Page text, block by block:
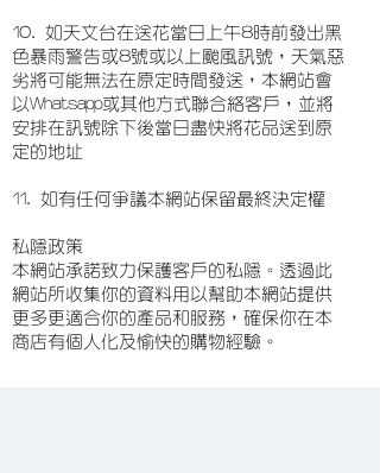
10. 如天文台在送花當日上午8時前發出黑
色暴雨警告或8號或以上颱風訊號，天氣惡
劣將可能無法在原定時間發送，本網站會
以Whatsapp或其他方式聯合絡客戶，並將
安排在訊號除下後當日盡快將花品送到原
定的地址
11. 如有任何爭議本網站保留最終決定權
私隱政策
本網站承諾致力保護客戶的私隱。透過此
網站所收集你的資料用以幫助本網站提供
更多更適合你的產品和服務，確保你在本
商店有個人化及愉快的購物經驗。